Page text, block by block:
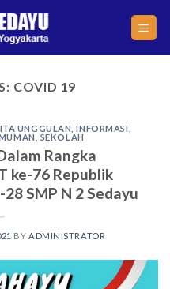
COVID 19
UNGGULAN ,INFORMASI
SEKOLAH
Rangka
ke-76 Republik
SMP N 2 Sedayu
BY ADMINISTRATOR